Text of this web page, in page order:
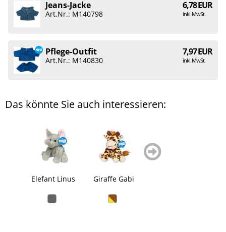
Jeans-Jacke 6,78 EUR
inkl. MwSt.
Art.Nr.: M140798
Pflege-Outfit 7,97 EUR
inkl. MwSt.
Art.Nr.: M140830
Das könnte Sie auch interessieren:
Elefant Linus Giraffe Gabi
weiter
blättern